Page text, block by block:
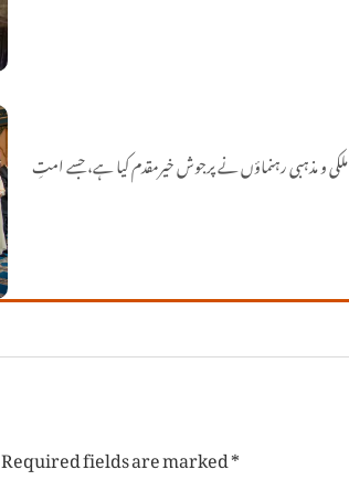
و مذہبی رہنماؤں نے پرجوش خیرمقدم کیا ہے، جسے امتِ
Required fields are marked*